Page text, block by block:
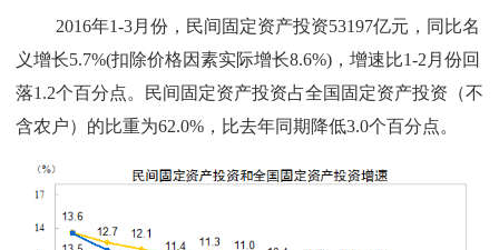
2016年1-3月份，民间固定资产投资53197亿元，同比名
义增长5.7%(扣除价格因素实际增长8.6%) ，增速比1-2 月份回
落1.2个百分点。民间固定资产投资占全国固定资产投资（不
含农户）的比重为62.0% ，比去年同期降低3.0个百分点。